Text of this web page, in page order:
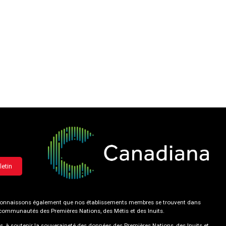
également que nos établissements membres se trouvent dans
des Premières Nations, des Métis et des Inuits.